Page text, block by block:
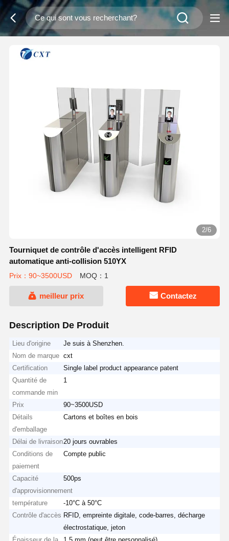
3/6
Tourniquet de contrôle d'accès intelligent RFID
automatique anti-collision 510YX
Prix：90~3500USD MOQ：1
meilleur prix Contactez
Description De Produit
Lieu d'origine
Je suis à Shenzhen.
Nom de marque cxt
Certification
Single label product appearance patent
Quantité de
commande min
1
Prix
90~3500USD
Détails
d'emballage
Cartons et boîtes en bois
Délai de livraison20 jours ouvrables
Conditions de
paiement
Compte public
Capacité
d'approvisionnement
500ps
température
-10°C à 50°C
Contrôle d'accès RFID, empreinte digitale, code-barres, décharge
électrostatique, jeton